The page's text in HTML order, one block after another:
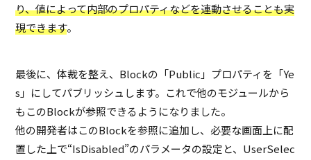
り、値によって内部のプロパティなどを連動させることも実
現できます。
最後に、体裁を整え、Blockの「Public」プロパティを「Ye
s」にしてパブリッシュします。これで他のモジュールから
もこのBlockが参照できるようになりました。
他の開発者はこのBlockを参照に追加し、必要な画面上に配
置した上で“IsDisabled”のパラメータの設定と、UserSelec